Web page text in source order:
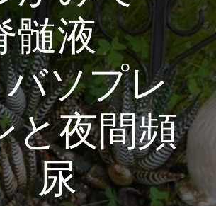
髄液
ソプレ
と夜間頻
尿